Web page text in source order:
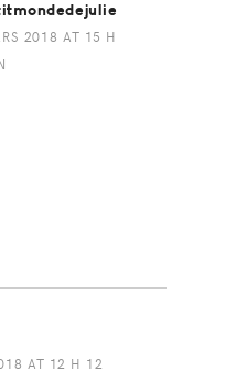
2018 AT 15 H
AT 12 H 12